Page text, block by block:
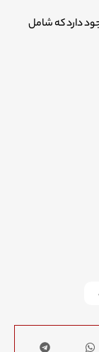
دارد که شامل